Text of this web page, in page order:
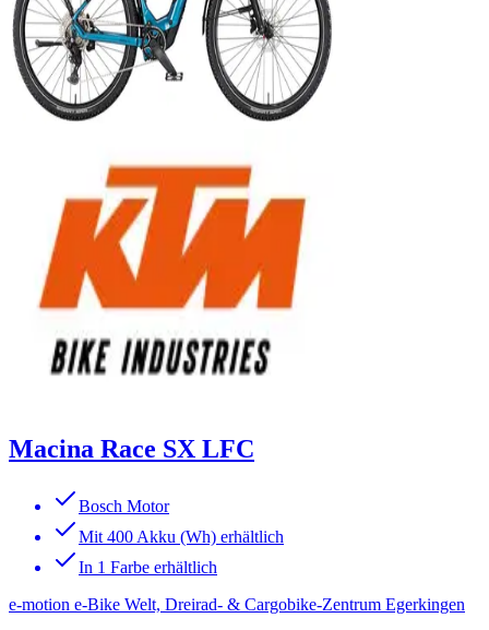
Macina Race SX LFC
Bosch Motor
Mit 400 Akku (Wh) erhältlich
In 1 Farbe erhältlich
e-motion e-Bike Welt, Dreirad- & Cargobike-Zentrum Egerkingen